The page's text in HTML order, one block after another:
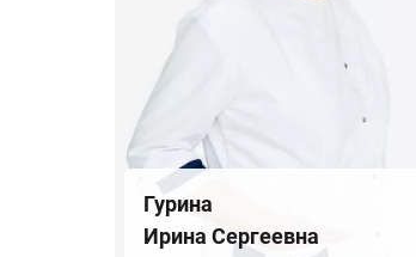
Гурина
Ирина Сергеевна